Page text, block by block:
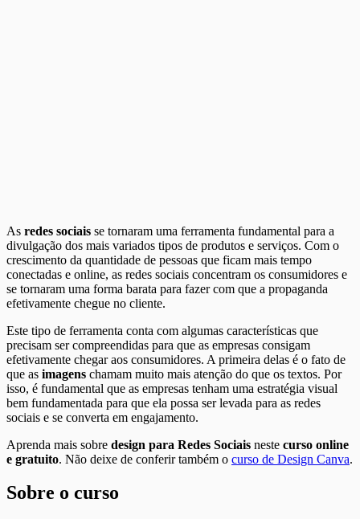
As redes sociais se tornaram uma ferramenta fundamental para a
divulgação dos mais variados tipos de produtos e serviços. Com o
crescimento da quantidade de pessoas que ficam mais tempo
conectadas e online, as redes sociais concentram os consumidores e
se tornaram uma forma barata para fazer com que a propaganda
efetivamente chegue no cliente.
Este tipo de ferramenta conta com algumas características que
precisam ser compreendidas para que as empresas consigam
efetivamente chegar aos consumidores. A primeira delas é o fato de
que as imagens chamam muito mais atenção do que os textos. Por
isso, é fundamental que as empresas tenham uma estratégia visual
bem fundamentada para que ela possa ser levada para as redes
sociais e se converta em engajamento.
Aprenda mais sobre design para Redes Sociais neste curso online
e gratuito. Não deixe de conferir também o curso de Design Canva.
Sobre o curso